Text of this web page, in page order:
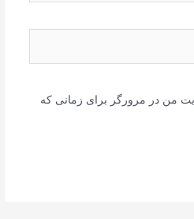
من در مرورگر برای زمانی که